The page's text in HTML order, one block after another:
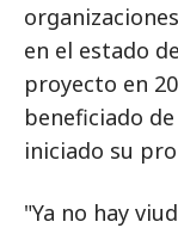
en el estado
proyecto en
beneficiado
iniciado su
"Ya no hay